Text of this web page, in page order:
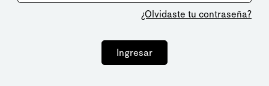
¿Olvidaste tu contraseña?
Ingresar